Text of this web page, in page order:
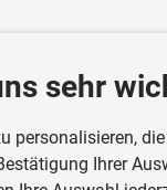
sehr
personalisieren,
Ihrer